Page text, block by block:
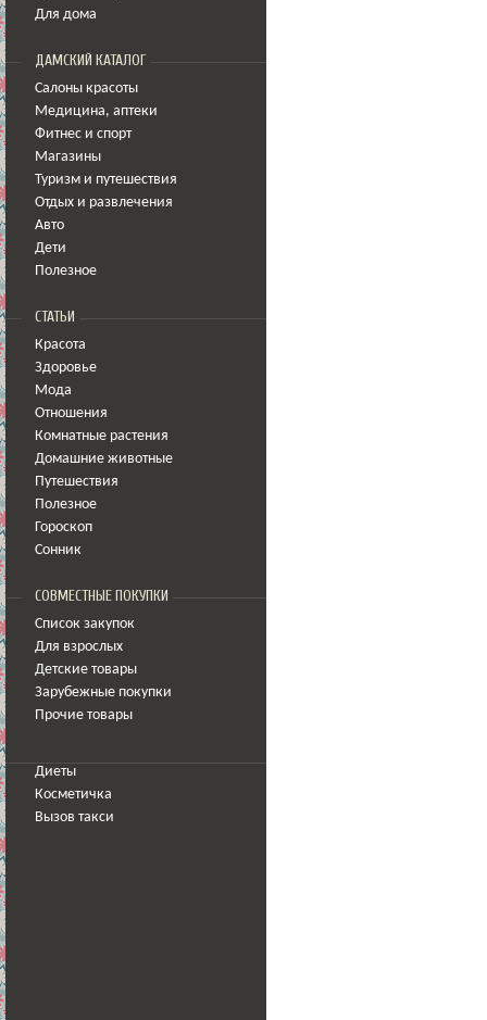
Для дома
ДАМСКИЙ КАТАЛОГ
Салоны красоты
Медицина, аптеки
Фитнес и спорт
Магазины
Туризм и путешествия
Отдых и развлечения
Авто
Дети
Полезное
СТАТЬИ
Красота
Здоровье
Мода
Отношения
Комнатные растения
Домашние животные
Путешествия
Полезное
Гороскоп
Сонник
СОВМЕСТНЫЕ ПОКУПКИ
Список закупок
Для взрослых
Детские товары
Зарубежные покупки
Прочие товары
Диеты
Косметичка
Вызов такси